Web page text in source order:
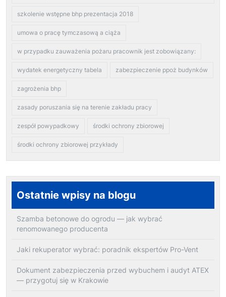
szkolenie wstępne bhp prezentacja 2018
umowa o pracę tymczasową a ciąża
w przypadku zauważenia pożaru pracownik jest zobowiązany:
wydatek energetyczny tabela zabezpieczenie ppoż budynków
zagrożenia bhp
zasady poruszania się na terenie zakładu pracy
zespół powypadkowy środki ochrony zbiorowej
środki ochrony zbiorowej przykłady
Ostatnie wpisy na blogu
Szamba betonowe do ogrodu — jak wybrać
renomowanego producenta
Jaki rekuperator wybrać: poradnik ekspertów Pro-Vent
Dokument zabezpieczenia przed wybuchem i audyt ATEX
— przygotuj się w Krakowie